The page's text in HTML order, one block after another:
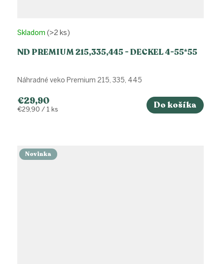
ND PREMIUM 215,335,445 - DECKEL 4-55*55
Skladom (>2 ks)
€29,90
Jednotková
€29,90 / 1 ks Do košíka
Náhradné veko Premium 215, 335, 445
Novinka